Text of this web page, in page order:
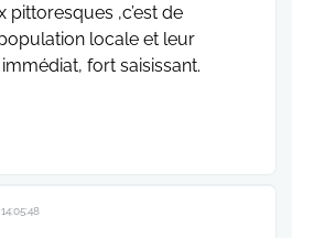
pittoresques ,c’est de
locale et leur
fort saisissant.